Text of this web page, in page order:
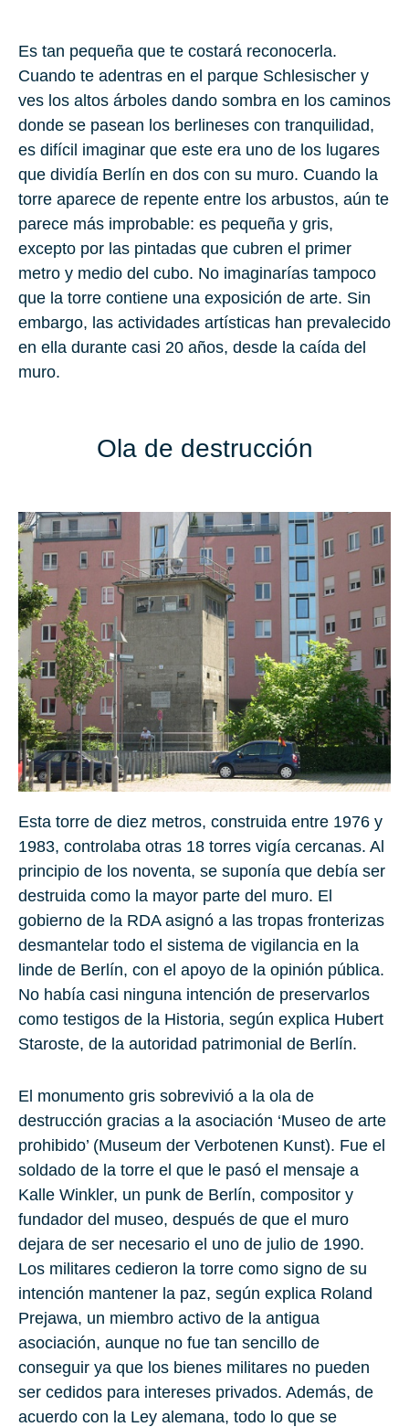
Es tan pequeña que te costará reconocerla.
Cuando te adentras en el parque Schlesischer y
ves los altos árboles dando sombra en los caminos
donde se pasean los berlineses con tranquilidad,
es difícil imaginar que este era uno de los lugares
que dividía Berlín en dos con su muro. Cuando la
torre aparece de repente entre los arbustos, aún te
parece más improbable: es pequeña y gris,
excepto por las pintadas que cubren el primer
metro y medio del cubo. No imaginarías tampoco
que la torre contiene una exposición de arte. Sin
embargo, las actividades artísticas han prevalecido
en ella durante casi 20 años, desde la caída del
muro.
Ola de destrucción
Esta torre de diez metros, construida entre 1976 y
1983, controlaba otras 18 torres vigía cercanas. Al
principio de los noventa, se suponía que debía ser
destruida como la mayor parte del muro. El
gobierno de la RDA asignó a las tropas fronterizas
desmantelar todo el sistema de vigilancia en la
linde de Berlín, con el apoyo de la opinión pública.
No había casi ninguna intención de preservarlos
como testigos de la Historia, según explica Hubert
Staroste, de la autoridad patrimonial de Berlín.
El monumento gris sobrevivió a la ola de
destrucción gracias a la asociación ‘Museo de arte
prohibido’ (Museum der Verbotenen Kunst). Fue el
soldado de la torre el que le pasó el mensaje a
Kalle Winkler, un punk de Berlín, compositor y
fundador del museo, después de que el muro
dejara de ser necesario el uno de julio de 1990.
Los militares cedieron la torre como signo de su
intención mantener la paz, según explica Roland
Prejawa, un miembro activo de la antigua
asociación, aunque no fue tan sencillo de
conseguir ya que los bienes militares no pueden
ser cedidos para intereses privados. Además, de
acuerdo con la Ley alemana, todo lo que se